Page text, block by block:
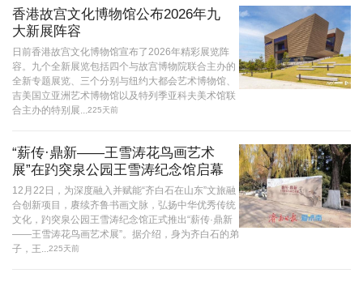
香港故宫文化博物馆公布2026年九
大新展阵容
日前香港故宫文化博物馆宣布了2026年精彩展览阵
容。九个全新展览包括四个与故宫博物院联合主办的
全新专题展览、三个分别与纽约大都会艺术博物馆、
吉美国立亚洲艺术博物馆以及特列季亚科夫美术馆联
合主办的特别展...
225天前
“薪传·鼎新——王雪涛花鸟画艺术
展”在趵突泉公园王雪涛纪念馆启幕
12月22日，为深度融入并赋能“齐白石在山东”文旅融
合创新项目，赓续齐鲁书画文脉，弘扬中华优秀传统
文化，趵突泉公园王雪涛纪念馆正式推出“薪传·鼎新
——王雪涛花鸟画艺术展”。据介绍，身为齐白石的弟
子，王...
225天前